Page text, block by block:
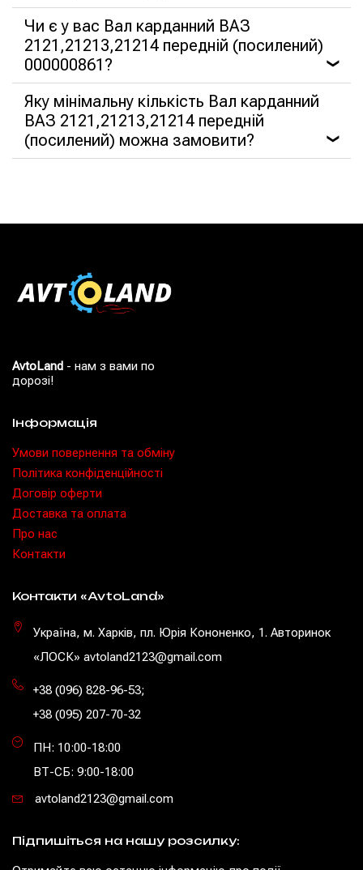
Чи є у вас Вал карданний ВАЗ
2121,21213,21214 передній (посилений)
000000861?
❯
Яку мінімальну кількість Вал карданний
ВАЗ 2121,21213,21214 передній
(посилений) можна замовити?
❯
AvtoLand - нам з вами по
дорозі!
Інформація
Умови повернення та обміну
Політика конфіденційності
Договір оферти
Доставка та оплата
Про нас
Контакти
Контакти «AvtoLand»
Україна, м. Харків, пл. Юрія Кононенко, 1. Авторинок
«ЛОСК» avtoland2123@gmail.com
+38 (096) 828-96-53;
+38 (095) 207-70-32
ПН: 10:00-18:00
ВТ-СБ: 9:00-18:00
avtoland2123@gmail.com
Підпишіться на нашу розсилку: